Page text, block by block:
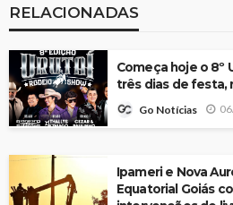
RELACIONADAS
Começa hoje o 8º
três dias de festa,
Go Notícias
Ipameri e Nova
Equatorial Goiás